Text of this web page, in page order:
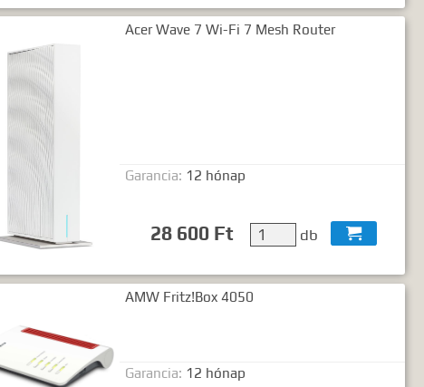
Acer Wave 7 Wi-Fi 7 Mesh Router
Garancia: 12 hónap
28 600 Ft db 
AMW Fritz!Box 4050
Garancia: 12 hónap